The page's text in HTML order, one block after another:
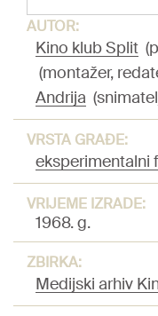
AUTOR:
Kino klub Split
(montažer,
Andrija
VRSTA GRAĐE:
eksperimentalni
VRIJEME IZRADE:
1968. g.
ZBIRKA:
Medijski arhiv